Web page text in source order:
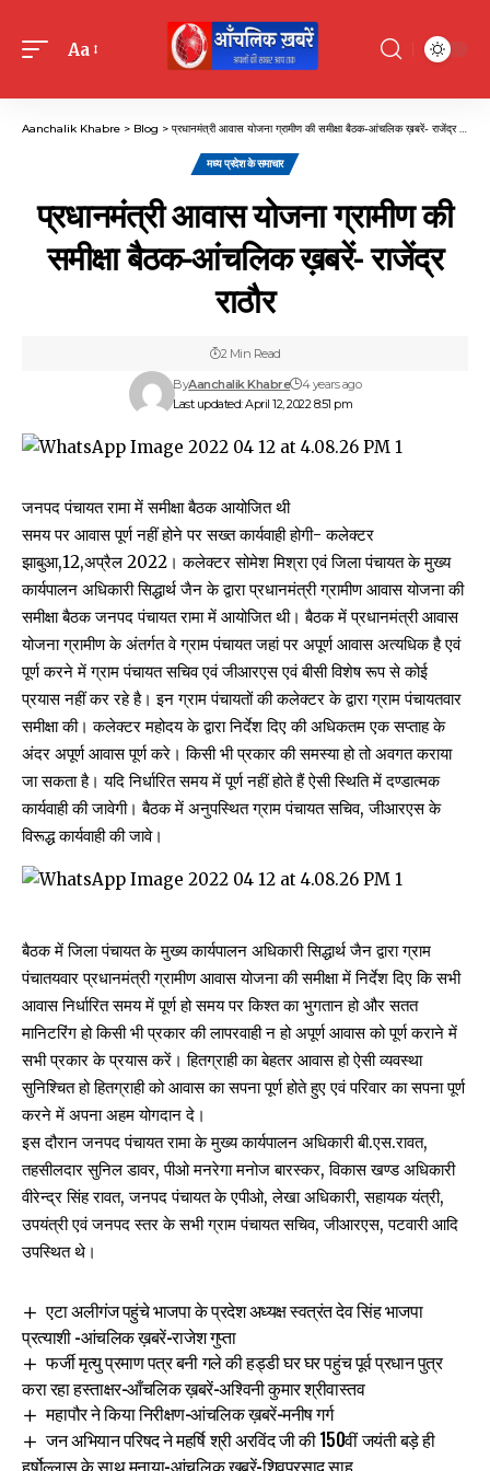
Font
Aa
Aanchalik Khabre > Blog > प्रधानमंत्री आवास योजना ग्रामीण की समीक्षा बैठक-आंचलिक ख़बरें- राजेंद्र राठौर
मध्य प्रदेश के समाचार
प्रधानमंत्री आवास योजना ग्रामीण की
समीक्षा बैठक-आंचलिक ख़बरें- राजेंद्र
राठौर
Last updated: April 12, 2022 8:51 pm
ByAanchalik Khabre 4 years ago
2 Min Read
जनपद पंचायत रामा में समीक्षा बैठक आयोजित थी
समय पर आवास पूर्ण नहीं होने पर सख्त कार्यवाही होगी- कलेक्टर
झाबुआ,12,अप्रैल 2022। कलेक्टर सोमेश मिश्रा एवं जिला पंचायत के मुख्य
कार्यपालन अधिकारी सिद्धार्थ जैन के द्वारा प्रधानमंत्री ग्रामीण आवास योजना की
समीक्षा बैठक जनपद पंचायत रामा में आयोजित थी। बैठक में प्रधानमंत्री आवास
योजना ग्रामीण के अंतर्गत वे ग्राम पंचायत जहां पर अपूर्ण आवास अत्यधिक है एवं
पूर्ण करने में ग्राम पंचायत सचिव एवं जीआरएस एवं बीसी विशेष रूप से कोई
प्रयास नहीं कर रहे है। इन ग्राम पंचायतों की कलेक्टर के द्वारा ग्राम पंचायतवार
समीक्षा की। कलेक्टर महोदय के द्वारा निर्देश दिए की अधिकतम एक सप्ताह के
अंदर अपूर्ण आवास पूर्ण करे। किसी भी प्रकार की समस्या हो तो अवगत कराया
जा सकता है। यदि निर्धारित समय में पूर्ण नहीं होते हैं ऐसी स्थिति में दण्डात्मक
कार्यवाही की जावेगी। बैठक में अनुपस्थित ग्राम पंचायत सचिव, जीआरएस के
विरूद्ध कार्यवाही की जावे।
बैठक में जिला पंचायत के मुख्य कार्यपालन अधिकारी सिद्धार्थ जैन द्वारा ग्राम
पंचातयवार प्रधानमंत्री ग्रामीण आवास योजना की समीक्षा में निर्देश दिए कि सभी
आवास निर्धारित समय में पूर्ण हो समय पर किश्त का भुगतान हो और सतत
मानिटरिंग हो किसी भी प्रकार की लापरवाही न हो अपूर्ण आवास को पूर्ण कराने में
सभी प्रकार के प्रयास करें। हितग्राही का बेहतर आवास हो ऐसी व्यवस्था
सुनिश्चित हो हितग्राही को आवास का सपना पूर्ण होते हुए एवं परिवार का सपना पूर्ण
करने में अपना अहम योगदान दे।
इस दौरान जनपद पंचायत रामा के मुख्य कार्यपालन अधिकारी बी.एस.रावत,
तहसीलदार सुनिल डावर, पीओ मनरेगा मनोज बारस्कर, विकास खण्ड अधिकारी
वीरेन्द्र सिंह रावत, जनपद पंचायत के एपीओ, लेखा अधिकारी, सहायक यंत्री,
उपयंत्री एवं जनपद स्तर के सभी ग्राम पंचायत सचिव, जीआरएस, पटवारी आदि
उपस्थित थे।
एटा अलीगंज पहुंचे भाजपा के प्रदेश अध्यक्ष स्वत्रंत देव सिंह भाजपा
प्रत्याशी -आंचलिक ख़बरें-राजेश गुप्ता
फर्जी मृत्यु प्रमाण पत्र बनी गले की हड्डी घर घर पहुंच पूर्व प्रधान पुत्र
करा रहा हस्ताक्षर-आँचलिक ख़बरें-अश्विनी कुमार श्रीवास्तव
महापौर ने किया निरीक्षण-आंचलिक ख़बरें-मनीष गर्ग
जन अभियान परिषद ने महर्षि श्री अरविंद जी की 150वीं जयंती बड़े ही
हर्षोल्लास के साथ मनाया-आंचलिक ख़बरें-शिवप्रसाद साहू